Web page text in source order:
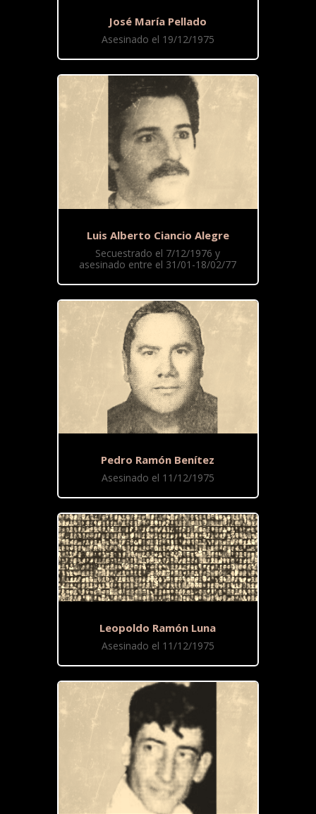
José María Pellado
Asesinado el 19/12/1975
Luis Alberto Ciancio Alegre
Secuestrado el 7/12/1976 y
asesinado entre el 31/01-18/02/77
Pedro Ramón Benítez
Asesinado el 11/12/1975
Leopoldo Ramón Luna
Asesinado el 11/12/1975